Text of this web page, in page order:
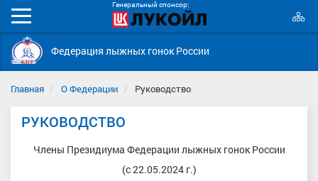
Генеральный спонсор:
Мобильное
меню
Федерация лыжных гонок России
Главная О Федерации Руководство
РУКОВОДСТВО
Члены Президиума Федерации лыжных гонок России
(с 22.05.2024 г.)